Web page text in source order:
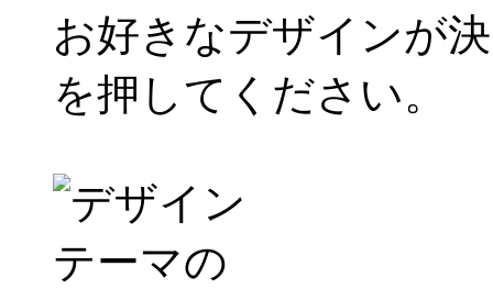
お好きなデザインが
を押してください。